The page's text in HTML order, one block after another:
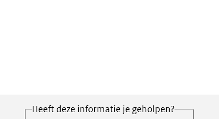
Heeft deze informatie je geholpen?